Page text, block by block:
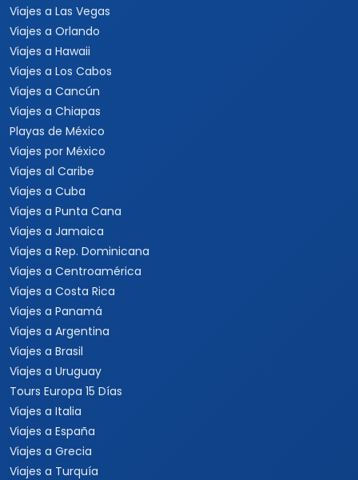
Viajes a Las Vegas
Viajes a Orlando
Viajes a Hawaii
Viajes a Los Cabos
Viajes a Cancún
Viajes a Chiapas
Playas de México
Viajes por México
Viajes al Caribe
Viajes a Cuba
Viajes a Punta Cana
Viajes a Jamaica
Viajes a Rep. Dominicana
Viajes a Centroamérica
Viajes a Costa Rica
Viajes a Panamá
Viajes a Argentina
Viajes a Brasil
Viajes a Uruguay
Tours Europa 15 Días
Viajes a Italia
Viajes a España
Viajes a Grecia
Viajes a Turquía